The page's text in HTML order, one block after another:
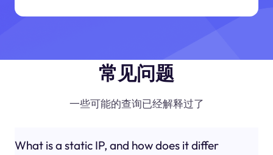
常见问题
一些可能的查询已经解释过了
What is a static IP, and how does it differ